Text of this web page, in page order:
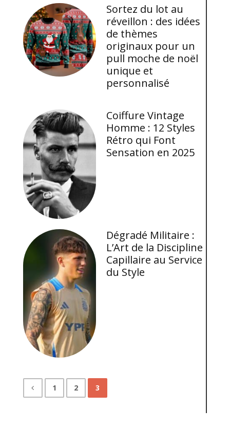
Sortez du lot au
réveillon : des idées
de thèmes
originaux pour un
pull moche de noël
unique et
personnalisé
Coiffure Vintage
Homme : 12 Styles
Rétro qui Font
Sensation en 2025
Dégradé Militaire :
L’Art de la Discipline
Capillaire au Service
du Style
1 2 3